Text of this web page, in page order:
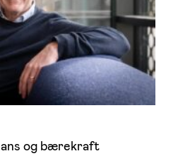
og bærekraft